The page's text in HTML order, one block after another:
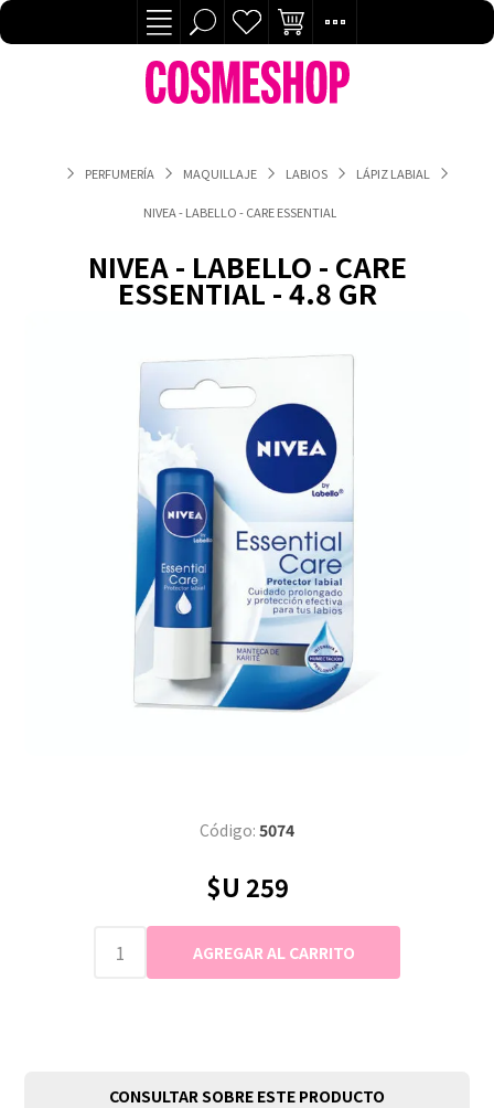
PERFUMERÍA MAQUILLAJE LABIOS LÁPIZ LABIAL
NIVEA - LABELLO - CARE ESSENTIAL - 4.8 GR
NIVEA - LABELLO - CARE
ESSENTIAL - 4.8 GR
Código: 5074
$U 259
CONSULTAR SOBRE ESTE PRODUCTO